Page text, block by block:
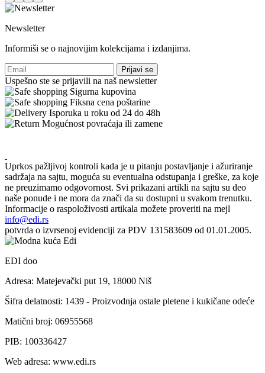
Newsletter
Informiši se o najnovijim kolekcijama i izdanjima.
Prijavi se
Uspešno ste se prijavili na naš newsletter
Sigurna kupovina
Fiksna cena poštarine
Isporuka u roku od 24 do 48h
Mogućnost povraćaja ili zamene
Uprkos pažljivoj kontroli kada je u pitanju postavljanje i ažuriranje
sadržaja na sajtu, moguća su eventualna odstupanja i greške, za koje
ne preuzimamo odgovornost. Svi prikazani artikli na sajtu su deo
naše ponude i ne mora da znači da su dostupni u svakom trenutku.
Informacije o raspoloživosti artikala možete proveriti na mejl
info@edi.rs
potvrda o izvrsenoj evidenciji za PDV 131583609 od 01.01.2005.
EDI doo
Adresa: Matejevački put 19, 18000 Niš
Šifra delatnosti: 1439 - Proizvodnja ostale pletene i kukičane odeće
Matični broj: 06955568
PIB: 100336427
Web adresa: www.edi.rs